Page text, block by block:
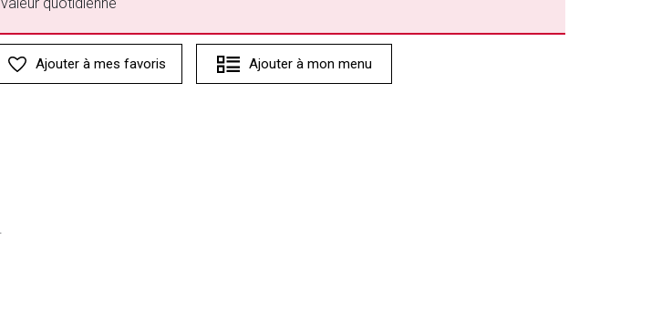
Ajouter à mes favoris Ajouter à mon menu